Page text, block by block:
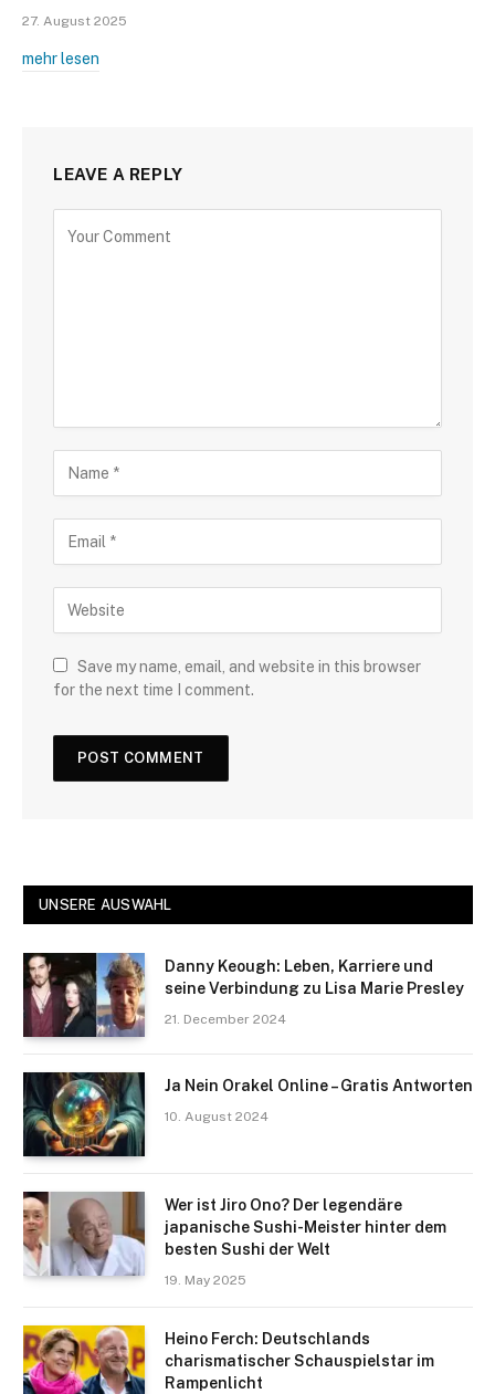
27. August 2025
mehr lesen
LEAVE A REPLY
Save my name, email, and website in this browser
for the next time I comment.
UNSERE AUSWAHL
Danny Keough: Leben, Karriere und
seine Verbindung zu Lisa Marie Presley
21. December 2024
Ja Nein Orakel Online – Gratis Antworten
10. August 2024
Wer ist Jiro Ono? Der legendäre
japanische Sushi-Meister hinter dem
besten Sushi der Welt
19. May 2025
Heino Ferch: Deutschlands
charismatischer Schauspielstar im
Rampenlicht